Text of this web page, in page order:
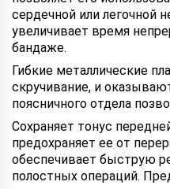
сердечной или легочной
увеличивает время
бандаже.
Гибкие металлические
скручивание, и
поясничного отдела
Сохраняет тонус
предохраняет ее от
обеспечивает быструю
полостных операций.